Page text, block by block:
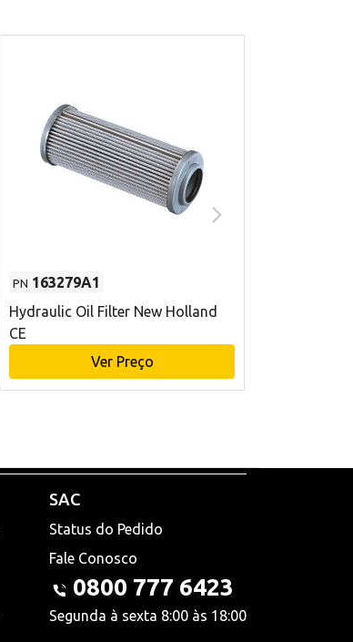
PN 163279A1
Hydraulic Oil Filter New Holland
CE
Ver Preço
SAC
Status do Pedido
Fale Conosco
0800 777 6423
Segunda à sexta 8:00 às 18:00